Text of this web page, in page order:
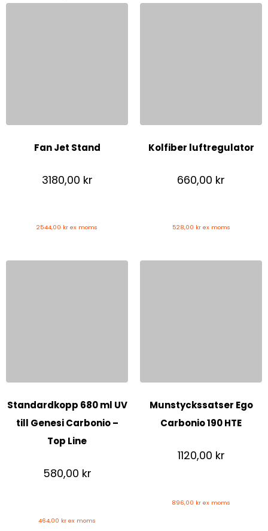
Fan Jet Stand
3180,00 kr
2544,00 kr ex moms
Kolfiber luftregulator
660,00 kr
528,00 krex moms
Standardkopp 680 ml UV
till Genesi Carbonio –
Top Line
580,00 kr
464,00 kr ex moms
Munstyckssatser Ego
Carbonio 190 HTE
1120,00 kr
896,00 kr ex moms